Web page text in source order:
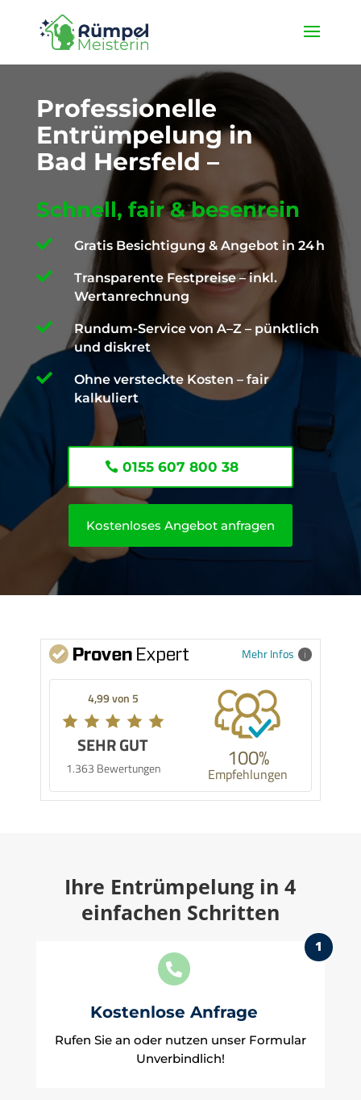
★ 4,9 / 5 ProvenExpert ✓ Deutschlandweit unterwegs ✉️
info@die-ruempelmeisterin.com
Professionelle
Entrümpelung in
Bad Hersfeld –
Schnell, fair & besenrein
 Gratis Besichtigung & Angebot in 24 h

Transparente Festpreise – inkl.
Wertanrechnung

Rundum-Service von A–Z – pünktlich
und diskret

Ohne versteckte Kosten – fair
kalkuliert
0155 607 800 38
Kostenloses Angebot anfragen
Mehr Infos
4,99 von 5
SEHR GUT
1.363 Bewertungen 100%
Empfehlungen
Ihre Entrümpelung in 4
einfachen Schritten

Kostenlose Anfrage
1
Rufen Sie an oder nutzen unser Formular
Unverbindlich!